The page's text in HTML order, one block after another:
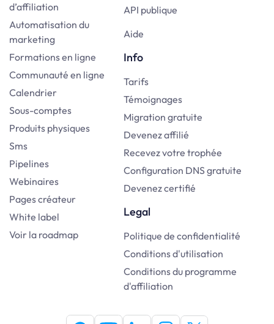
d’affiliation
Automatisation du
marketing
Formations en ligne
Communauté en ligne
Calendrier
Sous-comptes
Produits physiques
Sms
Pipelines
Webinaires
Pages créateur
White label
Voir la roadmap
API publique
Aide
Info
Tarifs
Témoignages
Migration gratuite
Devenez affilié
Recevez votre trophée
Configuration DNS gratuite
Devenez certifié
Legal
Politique de confidentialité
Conditions d'utilisation
Conditions du programme
d'affiliation